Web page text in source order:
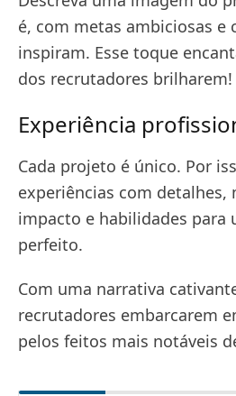
é, com metas ambiciosas e
inspiram. Esse toque
dos recrutadores brilharem!
Experiência
Cada projeto é único. Por
experiências com detalhes,
impacto e habilidades para
perfeito.
Com uma narrativa
recrutadores embarcarem
pelos feitos mais notáveis